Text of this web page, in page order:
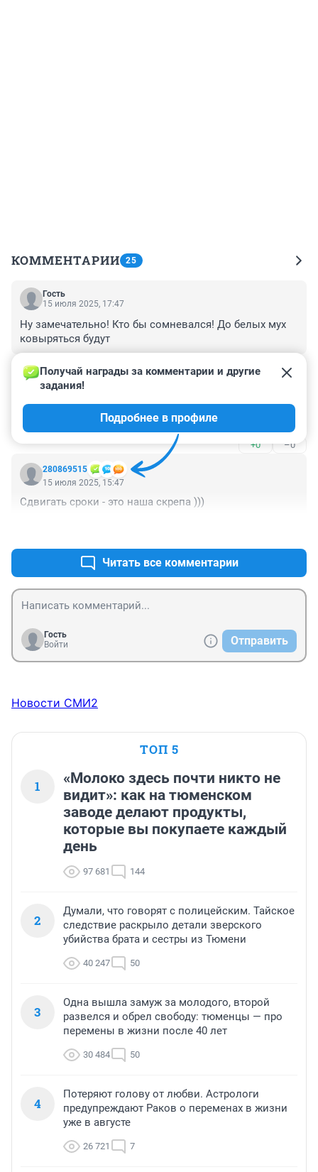
КОММЕНТАРИИ 25
Гость
15 июля 2025, 17:47
Ну замечательно! Кто бы сомневался! До белых мух
ковыряться будут
–0
Гость
Кто бы сомневался. Даже планировать не умеют.
+0 –0
280869515
Получай награды за комментарии и другие
задания!
Подробнее в профиле
15 июля 2025, 15:47
Сдвигать сроки - это наша скрепа )))
Читать все комментарии
Гость
Войти
Отправить
Новости СМИ2
ТОП 5
1
«Молоко здесь почти никто не
видит»: как на тюменском
заводе делают продукты,
которые вы покупаете каждый
день
97 681 144
2
Думали, что говорят с полицейским. Тайское
следствие раскрыло детали зверского
убийства брата и сестры из Тюмени
40 247 50
3
Одна вышла замуж за молодого, второй
развелся и обрел свободу: тюменцы — про
перемены в жизни после 40 лет
30 484 50
4
Потеряют голову от любви. Астрологи
предупреждают Раков о переменах в жизни
уже в августе
26 721 7